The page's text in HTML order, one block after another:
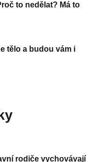
to nedělat? Má to
tělo a budou vám i
rodiče vychovávají